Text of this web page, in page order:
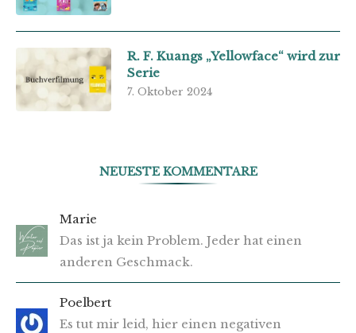
R. F. Kuangs „Yellowface“ wird zur
Serie
7. Oktober 2024
NEUESTE KOMMENTARE
Marie
Das ist ja kein Problem. Jeder hat einen
anderen Geschmack.
Poelbert
Es tut mir leid, hier einen negativen